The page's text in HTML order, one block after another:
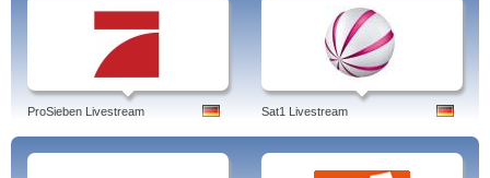
ProSieben Livestream Sat1 Livestream